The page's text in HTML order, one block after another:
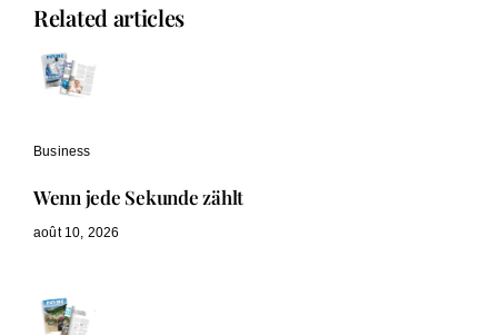
Related articles
Business
Wenn jede Sekunde zählt
août 10, 2026